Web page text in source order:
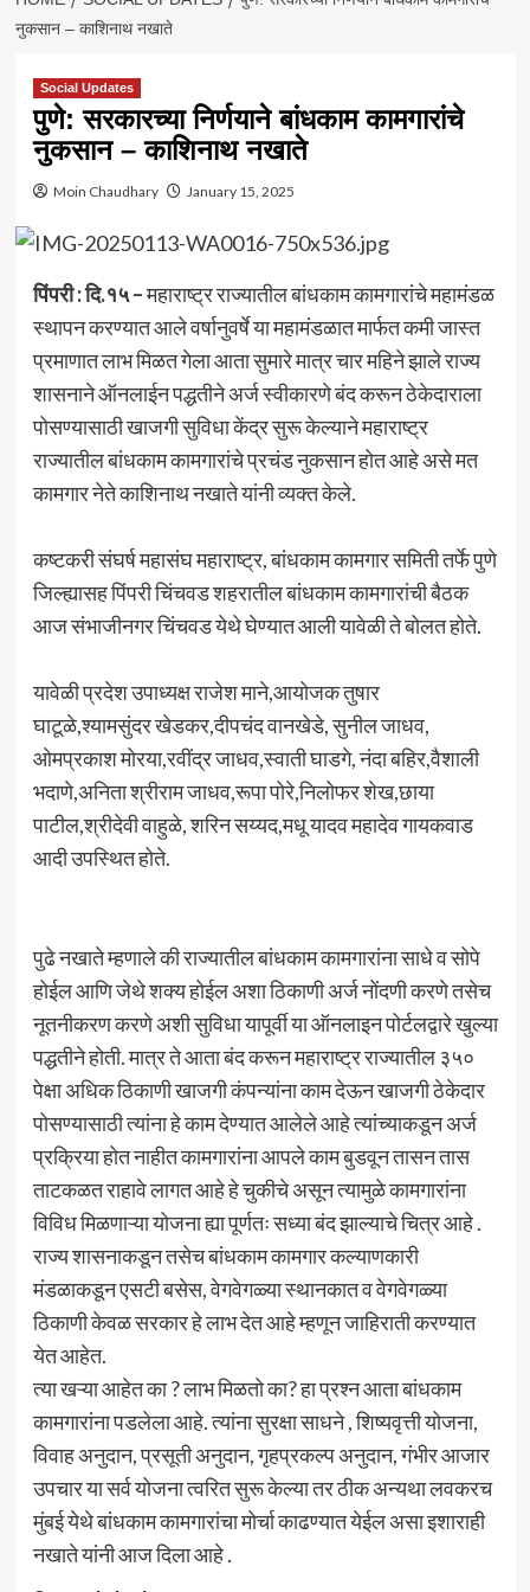
नुकसान – काशिनाथ नखाते
Social Updates
पुणे: सरकारच्या निर्णयाने बांधकाम कामगारांचे
नुकसान – काशिनाथ नखाते
Moin Chaudhary January 15, 2025
पिंपरी : दि.१५ –महाराष्ट्र राज्यातील बांधकाम कामगारांचे महामंडळ
स्थापन करण्यात आले वर्षानुवर्षे या महामंडळात मार्फत कमी जास्त
प्रमाणात लाभ मिळत गेला आता सुमारे मात्र चार महिने झाले राज्य
शासनाने ऑनलाईन पद्धतीने अर्ज स्वीकारणे बंद करून ठेकेदाराला
पोसण्यासाठी खाजगी सुविधा केंद्र सुरू केल्याने महाराष्ट्र
राज्यातील बांधकाम कामगारांचे प्रचंड नुकसान होत आहे असे मत
कामगार नेते काशिनाथ नखाते यांनी व्यक्त केले.
कष्टकरी संघर्ष महासंघ महाराष्ट्र, बांधकाम कामगार समिती तर्फे पुणे
जिल्ह्यासह पिंपरी चिंचवड शहरातील बांधकाम कामगारांची बैठक
आज संभाजीनगर चिंचवड येथे घेण्यात आली यावेळी ते बोलत होते.
यावेळी प्रदेश उपाध्यक्ष राजेश माने,आयोजक तुषार
घाटूळे,श्यामसुंदर खेडकर,दीपचंद वानखेडे, सुनील जाधव,
ओमप्रकाश मोरया,रवींद्र जाधव,स्वाती घाडगे, नंदा बहिर,वैशाली
भदाणे,अनिता श्रीराम जाधव,रूपा पोरे,निलोफर शेख,छाया
पाटील,श्रीदेवी वाहुळे, शरिन सय्यद,मधू यादव महादेव गायकवाड
आदी उपस्थित होते.
पुढे नखाते म्हणाले की राज्यातील बांधकाम कामगारांना साधे व सोपे
होईल आणि जेथे शक्य होईल अशा ठिकाणी अर्ज नोंदणी करणे तसेच
नूतनीकरण करणे अशी सुविधा यापूर्वी या ऑनलाइन पोर्टलद्वारे खुल्या
पद्धतीने होती. मात्र ते आता बंद करून महाराष्ट्र राज्यातील ३५०
पेक्षा अधिक ठिकाणी खाजगी कंपन्यांना काम देऊन खाजगी ठेकेदार
पोसण्यासाठी त्यांना हे काम देण्यात आलेले आहे त्यांच्याकडून अर्ज
प्रक्रिया होत नाहीत कामगारांना आपले काम बुडवून तासन तास
ताटकळत राहावे लागत आहे हे चुकीचे असून त्यामुळे कामगारांना
विविध मिळणाऱ्या योजना ह्या पूर्णतः सध्या बंद झाल्याचे चित्र आहे .
राज्य शासनाकडून तसेच बांधकाम कामगार कल्याणकारी
मंडळाकडून एसटी बसेस, वेगवेगळ्या स्थानकात व वेगवेगळ्या
ठिकाणी केवळ सरकार हे लाभ देत आहे म्हणून जाहिराती करण्यात
येत आहेत.
त्या खऱ्या आहेत का ? लाभ मिळतो का? हा प्रश्न आता बांधकाम
कामगारांना पडलेला आहे. त्यांना सुरक्षा साधने , शिष्यवृत्ती योजना,
विवाह अनुदान, प्रसूती अनुदान, गृहप्रकल्प अनुदान, गंभीर आजार
उपचार या सर्व योजना त्वरित सुरू केल्या तर ठीक अन्यथा लवकरच
मुंबई येथे बांधकाम कामगारांचा मोर्चा काढण्यात येईल असा इशाराही
नखाते यांनी आज दिला आहे .